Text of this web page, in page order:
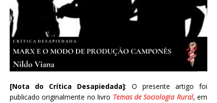
[Nota do Crítica Desapiedada]: O presente artigo foi
publicado originalmente no livro Temas de Sociologia Rural, em